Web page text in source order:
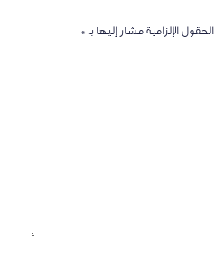
الحقول الإلزامية مشار إليها بـ *